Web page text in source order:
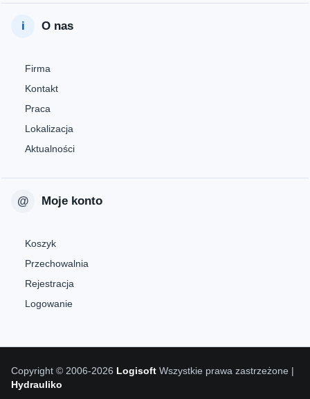
O nas
Firma
Kontakt
Praca
Lokalizacja
Aktualności
Moje konto
Koszyk
Przechowalnia
Rejestracja
Logowanie
Copyright © 2006-2026 Logisoft Wszystkie prawa zastrzeżone |
Hydrauliko